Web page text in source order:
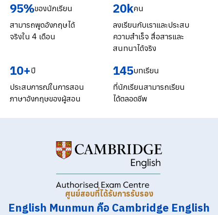
95%ของนักเรียน
สามารถพูดอังกฤษได้
จริงใน 4 เดือน
20kคน
ลงเรียนกับเราและประสบ
ความสำเร็จ สื่อสารและ
สนทนาได้จริง
10+ปี
ประสบการณ์ในการสอน
ภาษาอังกฤษของผู้สอน
145บทเรียน
ที่นักเรียนสามารถเรียน
ได้ตลอดชีพ
ศูนย์สอบที่ได้รับการรับรอง
English Munmun คือ Cambridge English